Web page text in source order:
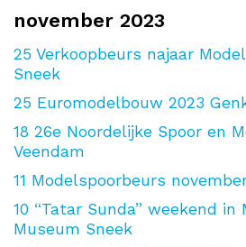
november 2023
25 Verkoopbeurs najaar
Sneek
25 Euromodelbouw 2023
18 26e Noordelijke Spoor en
Veendam
11 Modelspoorbeurs
10 “Tatar Sunda” weekend in
Museum Sneek